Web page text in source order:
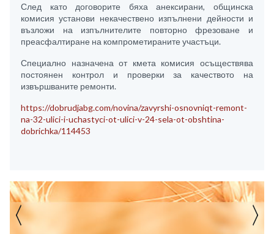
След като договорите бяха анексирани, общинска
комисия установи некачествено изпълнени дейности и
възложи на изпълнителите повторно фрезоване и
преасфалтиране на компрометираните участъци.
Специално назначена от кмета комисия осъществява
постоянен контрол и проверки за качеството на
извършваните ремонти.
https://dobrudjabg.com/novina/zavyrshi-osnovniqt-remont-
na-32-ulici-i-uchastyci-ot-ulici-v-24-sela-ot-obshtina-
dobrichka/114453